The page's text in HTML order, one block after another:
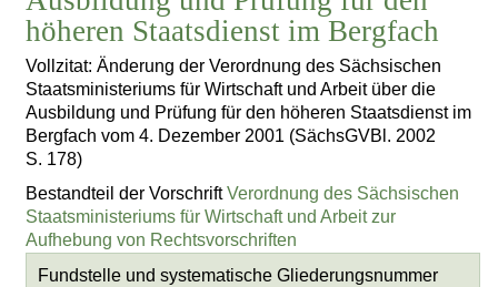
höheren Staatsdienst im Bergfach
Vollzitat: Änderung der Verordnung des Sächsischen
Staatsministeriums für Wirtschaft und Arbeit über die
Ausbildung und Prüfung für den höheren Staatsdienst im
Bergfach vom 4. Dezember 2001 (SächsGVBl. 2002
S. 178)
Bestandteil der VorschriftVerordnung des Sächsischen
Staatsministeriums für Wirtschaft und Arbeit zur
Aufhebung von Rechtsvorschriften
Fundstelle und systematische Gliederungsnummer